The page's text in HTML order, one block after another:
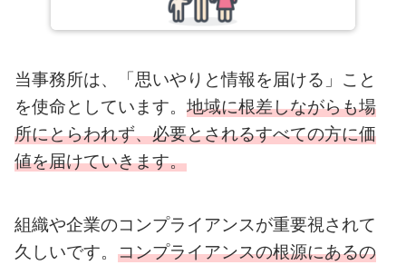
当事務所は、「思いやりと情報を届ける」こと
を使命としています。 地域に根差しながらも場
所にとらわれず、必要とされるすべての方に価
値を届けていきます。
組織や企業のコンプライアンスが重要視されて
久しいです。 コンプライアンスの根源にあるの